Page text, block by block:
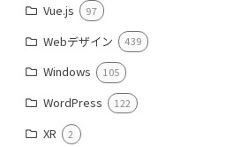
Vue.js 97
Webデザイン 439
Windows 105
WordPress 122
XR 2